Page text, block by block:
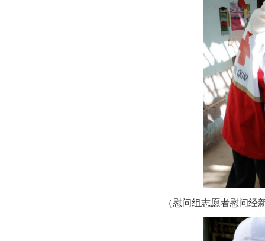
（慰问组志愿者慰问经